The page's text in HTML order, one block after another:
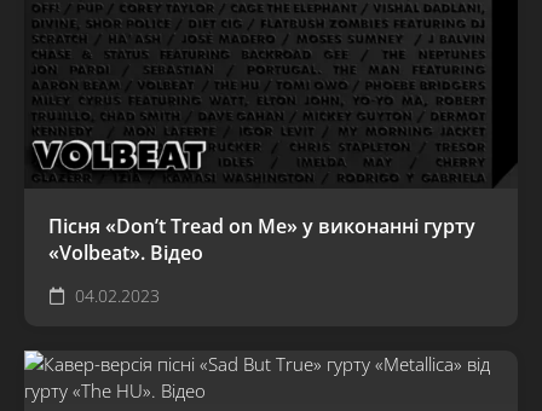
Пісня «Don’t Tread on Me» у виконанні гурту
«Volbeat». Відео
04.02.2023